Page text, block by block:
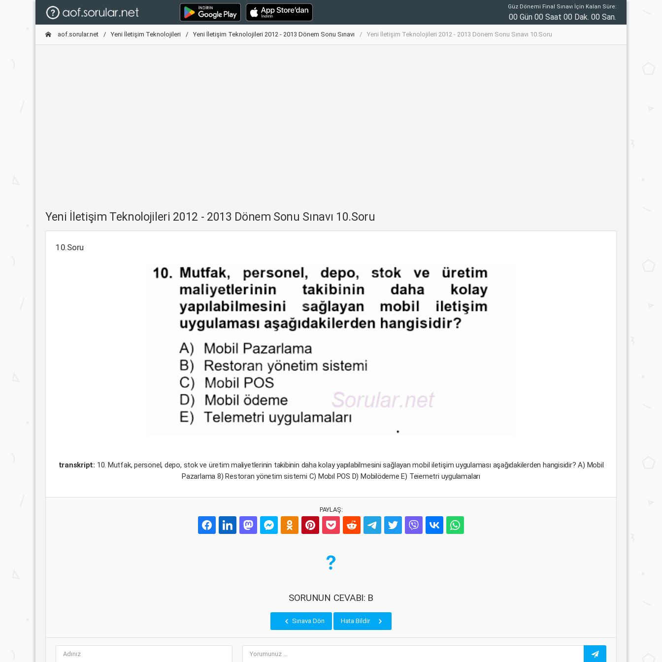
Güz Dönemi Final Sınavı İçin Kalan Süre:
00 Gün 00 Saat 00 Dak. 00 San.
aof.sorular.net Yeni İletişim Teknolojileri Yeni İletişim Teknolojileri 2012 - 2013 Dönem Sonu Sınavı Yeni İletişim Teknolojileri 2012 - 2013 Dönem Sonu Sınavı 10.Soru
Yeni İletişim Teknolojileri 2012 - 2013 Dönem Sonu Sınavı 10.Soru
10.Soru
transkript: 10. Mutfak, personel, depo, stok ve üretim maliyetlerinin takibinin daha kolay yapılabilmesini sağlayan mobil iletişim uygulaması aşağıdakilerden hangisidir? A) Mobil
Pazarlama 8) Restoran yönetim sistemi C) Mobıl POS D) Mobilödeme E) Teiemetri uygulamaları
PAYLAŞ:
SORUNUN CEVABI: B
Sınava Dön Hata Bildir